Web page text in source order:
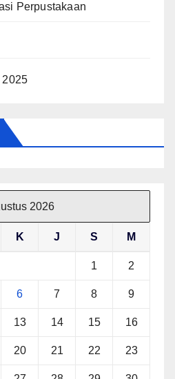
Perpustakaan
2025
2026
K J S M
1 2
6 7 8 9
13 14 15 16
20 21 22 23